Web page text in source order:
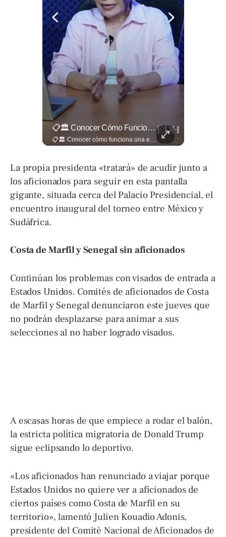
📋🏛️ Conocer Cómo Funciona Una Entrevista Consular Puede Marcar La Diferencia.
La propia presidenta «tratará» de acudir junto a
los aficionados para seguir en esta pantalla
gigante, situada cerca del Palacio Presidencial, el
encuentro inaugural del torneo entre México y
Sudáfrica.
Costa de Marfil y Senegal sin aficionados
Continúan los problemas con visados de entrada a
Estados Unidos. Comités de aficionados de Costa
de Marfil y Senegal denunciaron este jueves que
no podrán desplazarse para animar a sus
selecciones al no haber logrado visados.
A escasas horas de que empiece a rodar el balón,
la estricta política migratoria de Donald Trump
sigue eclipsando lo deportivo.
«Los aficionados han renunciado a viajar porque
Estados Unidos no quiere ver a aficionados de
ciertos países como Costa de Marfil en su
territorio», lamentó Julien Kouadio Adonis,
presidente del Comité Nacional de Aficionados de